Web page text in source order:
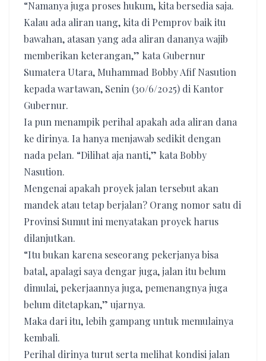
“Namanya juga proses hukum, kita bersedia saja.
Kalau ada aliran uang, kita di Pemprov baik itu
bawahan, atasan yang ada aliran dananya wajib
memberikan keterangan,” kata Gubernur
Sumatera Utara, Muhammad Bobby Afif Nasution
kepada wartawan, Senin (30/6/2025) di Kantor
Gubernur.
Ia pun menampik perihal apakah ada aliran dana
ke dirinya. Ia hanya menjawab sedikit dengan
nada pelan. “Dilihat aja nanti,” kata Bobby
Nasution.
Mengenai apakah proyek jalan tersebut akan
mandek atau tetap berjalan? Orang nomor satu di
Provinsi Sumut ini menyatakan proyek harus
dilanjutkan.
“Itu bukan karena seseorang pekerjanya bisa
batal, apalagi saya dengar juga, jalan itu belum
dimulai, pekerjaannya juga, pemenangnya juga
belum ditetapkan,” ujarnya.
Maka dari itu, lebih gampang untuk memulainya
kembali.
Perihal dirinya turut serta melihat kondisi jalan